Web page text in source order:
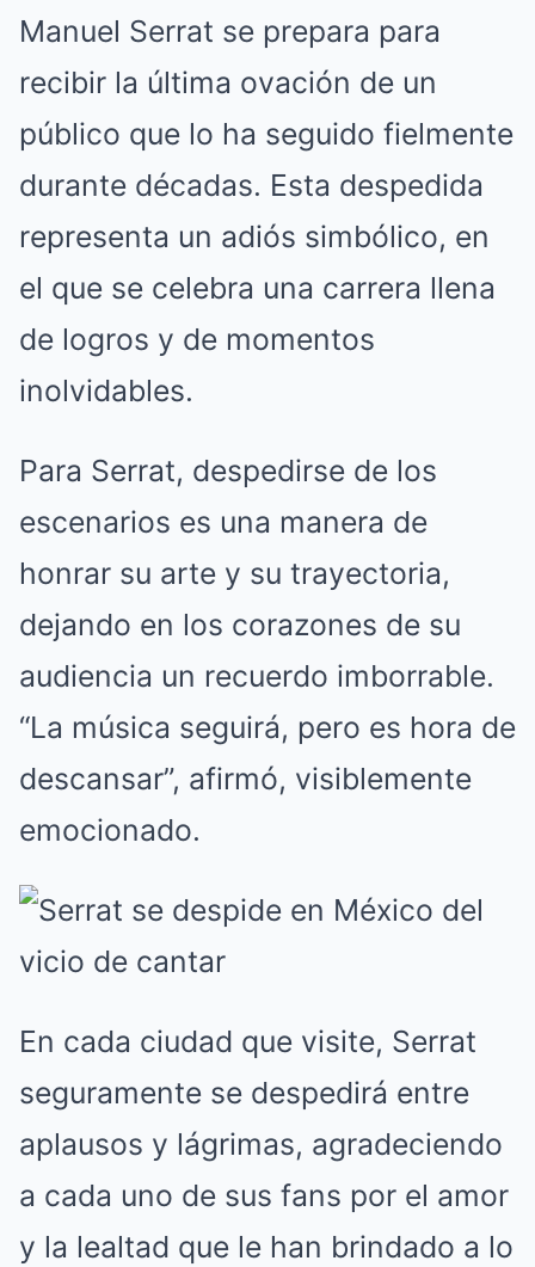
Manuel Serrat se prepara para
recibir la última ovación de un
público que lo ha seguido fielmente
durante décadas. Esta despedida
representa un adiós simbólico, en
el que se celebra una carrera llena
de logros y de momentos
inolvidables.
Para Serrat, despedirse de los
escenarios es una manera de
honrar su arte y su trayectoria,
dejando en los corazones de su
audiencia un recuerdo imborrable.
“La música seguirá, pero es hora de
descansar”, afirmó, visiblemente
emocionado.
En cada ciudad que visite, Serrat
seguramente se despedirá entre
aplausos y lágrimas, agradeciendo
a cada uno de sus fans por el amor
y la lealtad que le han brindado a lo